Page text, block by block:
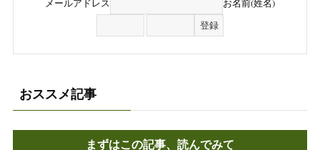
おススメ記事
まずはこの記事、読んでみて